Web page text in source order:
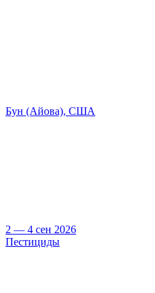
Бун (Айова), США
2 — 4 сен 2026
Пестициды